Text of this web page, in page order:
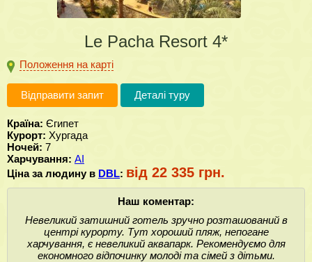
Le Pacha Resort 4*
Положення на карті
Відправити запит Деталі туру
Країна: Єгипет
Курорт: Хургада
Ночей: 7
Харчування: AI
Ціна за людину в DBL: від 22 335 грн.
Наш коментар:
Невеликий затишний готель зручно розташований в
центрі курорту. Тут хороший пляж, непогане
харчування, є невеликий аквапарк. Рекомендуємо для
економного відпочинку молоді та сімей з дітьми.